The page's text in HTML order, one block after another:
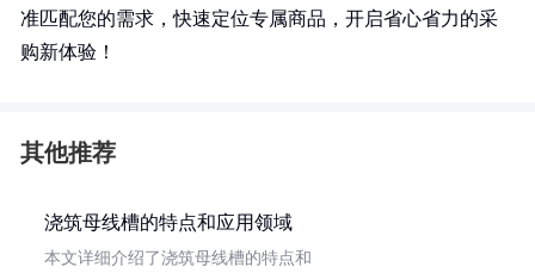
准匹配您的需求，快速定位专属商品，开启省心省力的采
购新体验！
其他推荐
浇筑母线槽的特点和应用领域
本文详细介绍了浇筑母线槽的特点和